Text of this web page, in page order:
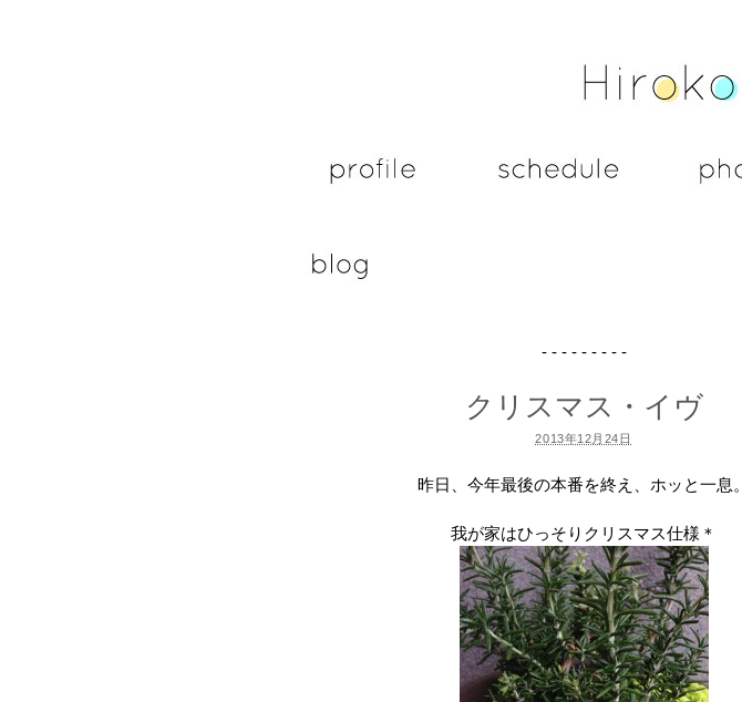
- - - - - - - - -
クリスマス・イヴ
2013年12月24日
昨日、今年最後の本番を終え、ホッと一息。
我が家はひっそりクリスマス仕様＊